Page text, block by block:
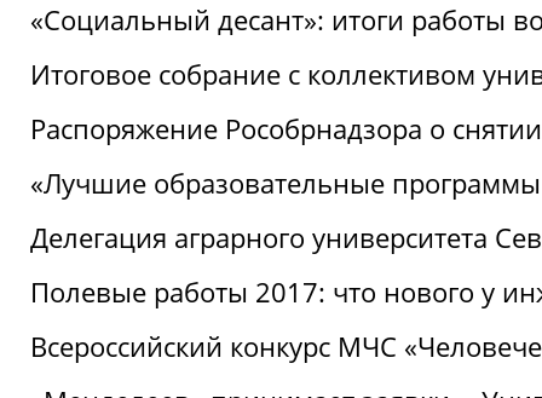
«Социальный десант»: итоги работы
Итоговое собрание с коллективом
Распоряжение Рособрнадзора о
«Лучшие образовательные
Делегация аграрного университета
Полевые работы 2017: что нового у
Всероссийский конкурс МЧС